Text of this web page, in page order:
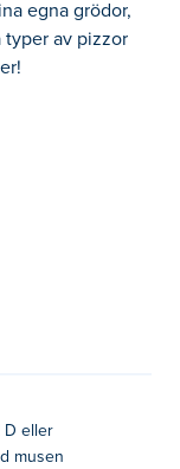
egna grödor,
typer av pizzor
av pizzor
Vilket recept
på A eller
gå in i en
Klicka på
Tryck på
D eller
musen